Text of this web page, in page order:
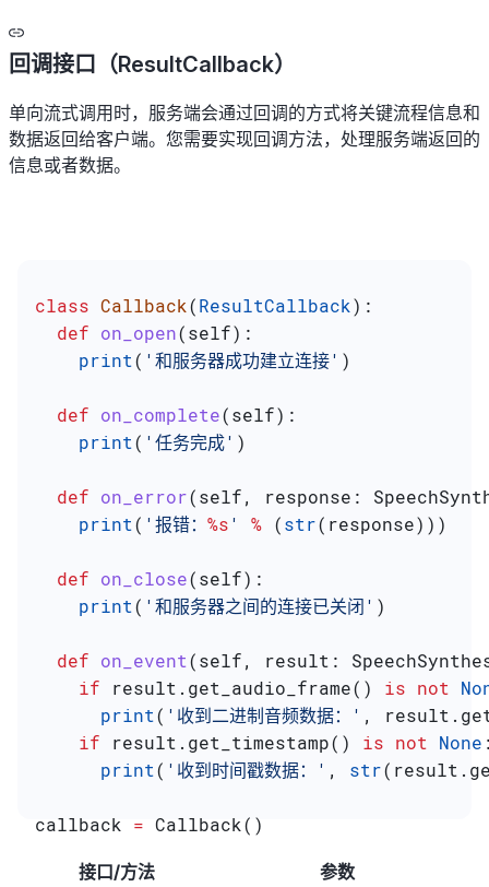
回调接口（ResultCallback）
单向流式调用时，服务端会通过回调的方式将关键流程信息和
数据返回给客户端。您需要实现回调方法，处理服务端返回的
信息或者数据。
class Callback(ResultCallback):
  def
on_open(self):
    print
( '和服务器成功建立连接' )
  def
on_complete(self):
    print
( '任务完成' )
  def
on_error(self, response :
    print
( '报错： %s' % (str(response)))
  def
on_close(self):
    print
( '和服务器之间的连接已关闭' )
  def
on_event(self, result :
    if
result.get_audio_frame() is not
      print
( '收到二进制音频数据：' ,
    if
result.get_timestamp() is not None
      print
( '收到时间戳数据：' , str
callback = Callback()
接口/方法 参数